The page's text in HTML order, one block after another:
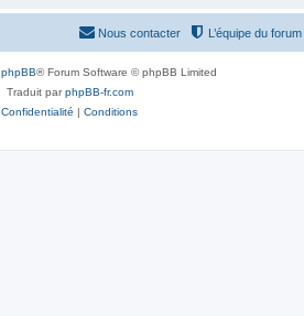
L’équipe du forum
Nous contacter
phpBB® Forum Software © phpBB Limited
Traduit parphpBB-fr.com
Confidentialité | Conditions